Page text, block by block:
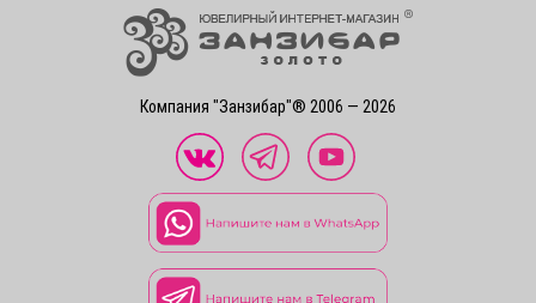
Компания "Занзибар"® 2006 — 2026